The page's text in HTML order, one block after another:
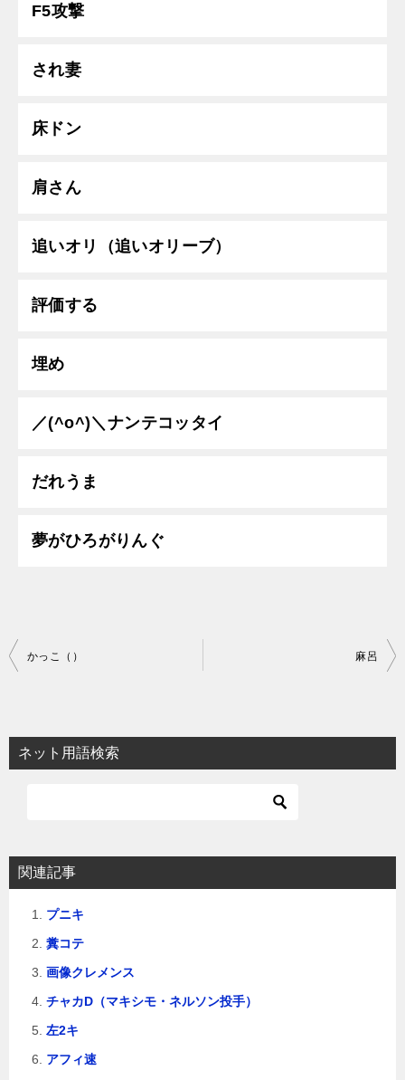
F5攻撃
され妻
床ドン
肩さん
追いオリ（追いオリーブ）
評価する
埋め
／(^o^)＼ナンテコッタイ
だれうま
夢がひろがりんぐ
投
ビ
ゲ
ョ
ン
かっこ（） 麻呂
ネット用語検索
関連記事
プニキ
糞コテ
画像クレメンス
チャカD（マキシモ・ネルソン投手）
左2キ
アフィ速